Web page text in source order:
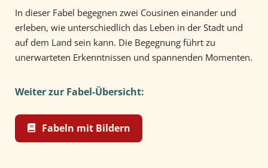
In dieser Fabel begegnen zwei Cousinen einander und
erleben, wie unterschiedlich das Leben in der Stadt und
auf dem Land sein kann. Die Begegnung führt zu
unerwarteten Erkenntnissen und spannenden Momenten.
Weiter zur Fabel-Übersicht:
Fabeln mit Bildern